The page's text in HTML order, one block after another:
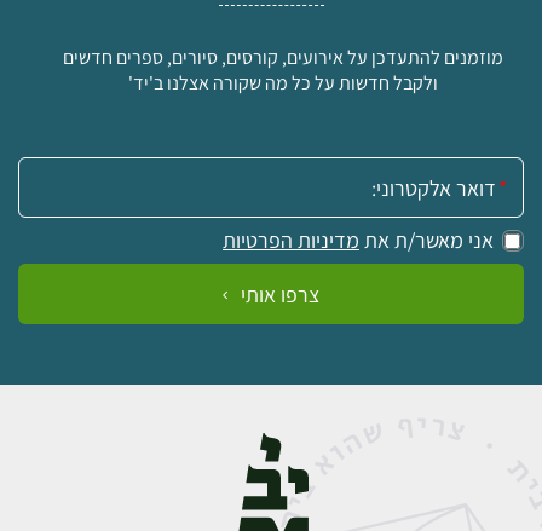
מוזמנים להתעדכן על אירועים, קורסים, סיורים, ספרים חדשים
ולקבל חדשות על כל מה שקורה אצלנו ב'יד'
אימייל:
אני מאשר/ת את מדיניות הפרטיות
צרפו אותי